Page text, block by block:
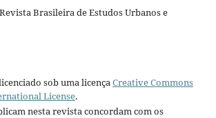
Brasileira de Estudos Urbanos e
sob uma licençaCreative Commons
License.
nesta revista concordam com os